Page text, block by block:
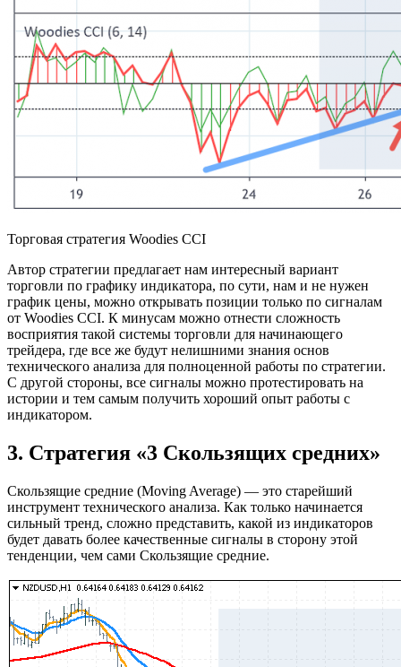
Торговая стратегия Woodies CCI
Автор стратегии предлагает нам интересный вариант
торговли по графику индикатора, по сути, нам и не нужен
график цены, можно открывать позиции только по сигналам
от Woodies CCI. К минусам можно отнести сложность
восприятия такой системы торговли для начинающего
трейдера, где все же будут нелишними знания основ
технического анализа для полноценной работы по стратегии.
С другой стороны, все сигналы можно протестировать на
истории и тем самым получить хороший опыт работы с
индикатором.
3. Стратегия «3 Скользящих cредних»
Скользящие средние (Moving Average) — это старейший
инструмент технического анализа. Как только начинается
сильный тренд, сложно представить, какой из индикаторов
будет давать более качественные сигналы в сторону этой
тенденции, чем сами Скользящие cредние.